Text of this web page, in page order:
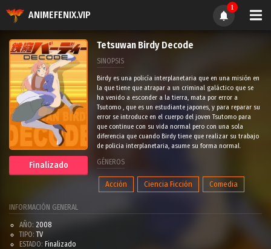
ANIMEFENIX.VIP
1
Finalizado
Tetsuwan Birdy Decode
SINOPSIS
Birdy es una policía interplanetaria que en una misión en
la que tiene que atrapar a un criminal galáctico que se
ha venido a esconder a la tierra, mata por error a
Tsutomo , que es un estudiante japones, y para reparar su
error se introduce en el cuerpo del joven Tsutomo para
que continue con su vida normal pero con una sola
diferencia que cuando Birdy tiene que realizar su trabajo
de policia interplanetaria, asume su forma normal.
GÉNEROS
Acción Ciencia Ficción Comedia
INFORMACIÓN GENERAL
AÑO: 2008
TIPO: TV
ESTADO: Finalizado